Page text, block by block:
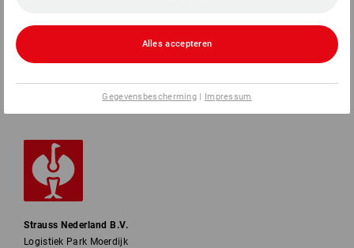
BETAALWIJZEN
Strauss Nederland B.V.
Logistiek Park Moerdijk
Alles accepteren
Gegevensbescherming | Impressum